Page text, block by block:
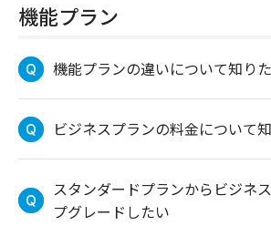
機能プラン
機能プランの違いについて知り
ビジネスプランの料金について
スタンダードプランからビジネ
プグレードしたい